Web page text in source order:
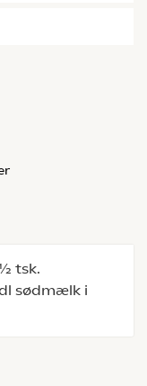
tsk.
sødmælk i